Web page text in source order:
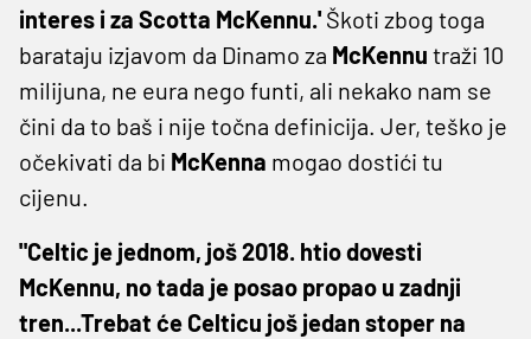
interes i za Scotta McKennu.' Škoti zbog toga
barataju izjavom da Dinamo za McKennu traži 10
milijuna, ne eura nego funti, ali nekako nam se
čini da to baš i nije točna definicija. Jer, teško je
očekivati da bi McKenna mogao dostići tu
cijenu.
"Celtic je jednom, još 2018. htio dovesti
McKennu, no tada je posao propao u zadnji
tren...Trebat će Celticu još jedan stoper na